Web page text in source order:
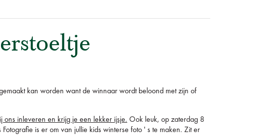
kan worden want de winnaar wordt beloond met zijn of
inleveren en krijg je een lekker ijsje. Ook leuk, op zaterdag 8
is er om van jullie kids winterse foto ' s te maken. Zit er